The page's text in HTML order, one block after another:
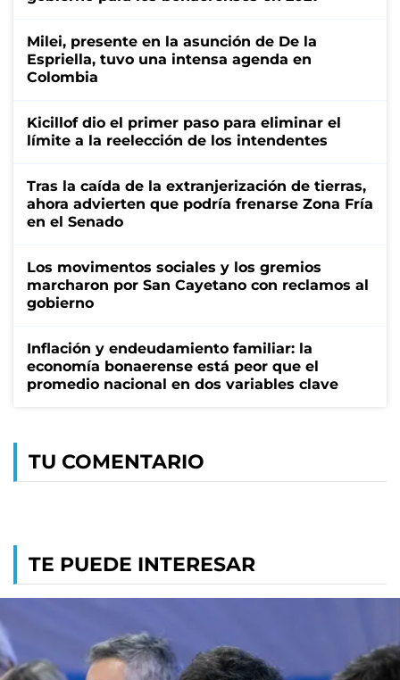
Milei, presente en la asunción de De la
Espriella, tuvo una intensa agenda en
Colombia
Kicillof dio el primer paso para eliminar el
límite a la reelección de los intendentes
Tras la caída de la extranjerización de tierras,
ahora advierten que podría frenarse Zona Fría
en el Senado
Los movimentos sociales y los gremios
marcharon por San Cayetano con reclamos al
gobierno
Inflación y endeudamiento familiar: la
economía bonaerense está peor que el
promedio nacional en dos variables clave
TU COMENTARIO
TE PUEDE INTERESAR